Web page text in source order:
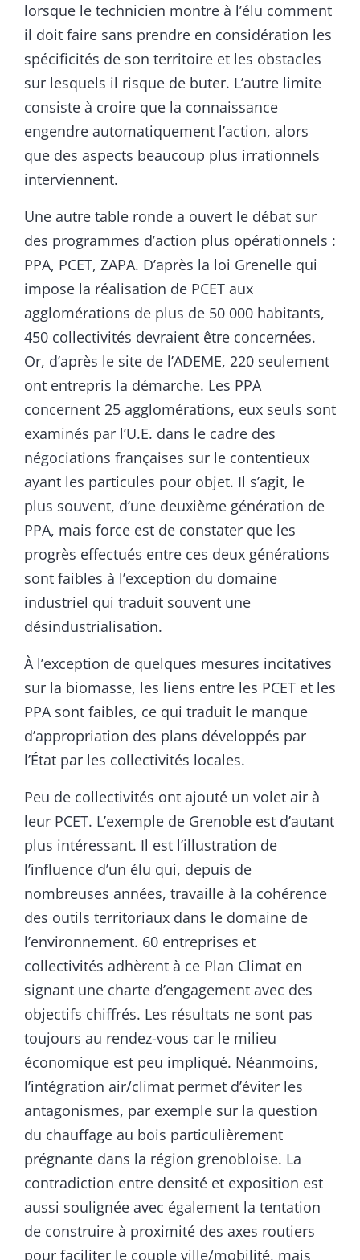
lorsque le technicien montre à l’élu comment
il doit faire sans prendre en considération les
spécificités de son territoire et les obstacles
sur lesquels il risque de buter. L’autre limite
consiste à croire que la connaissance
engendre automatiquement l’action, alors
que des aspects beaucoup plus irrationnels
interviennent.
Une autre table ronde a ouvert le débat sur
des programmes d’action plus opérationnels :
PPA, PCET, ZAPA. D’après la loi Grenelle qui
impose la réalisation de PCET aux
agglomérations de plus de 50 000 habitants,
450 collectivités devraient être concernées.
Or, d’après le site de l’ADEME, 220 seulement
ont entrepris la démarche. Les PPA
concernent 25 agglomérations, eux seuls sont
examinés par l’U.E. dans le cadre des
négociations françaises sur le contentieux
ayant les particules pour objet. Il s’agit, le
plus souvent, d’une deuxième génération de
PPA, mais force est de constater que les
progrès effectués entre ces deux générations
sont faibles à l’exception du domaine
industriel qui traduit souvent une
désindustrialisation.
À l’exception de quelques mesures incitatives
sur la biomasse, les liens entre les PCET et les
PPA sont faibles, ce qui traduit le manque
d’appropriation des plans développés par
l’État par les collectivités locales.
Peu de collectivités ont ajouté un volet air à
leur PCET. L’exemple de Grenoble est d’autant
plus intéressant. Il est l’illustration de
l’influence d’un élu qui, depuis de
nombreuses années, travaille à la cohérence
des outils territoriaux dans le domaine de
l’environnement. 60 entreprises et
collectivités adhèrent à ce Plan Climat en
signant une charte d’engagement avec des
objectifs chiffrés. Les résultats ne sont pas
toujours au rendez-vous car le milieu
économique est peu impliqué. Néanmoins,
l’intégration air/climat permet d’éviter les
antagonismes, par exemple sur la question
du chauffage au bois particulièrement
prégnante dans la région grenobloise. La
contradiction entre densité et exposition est
aussi soulignée avec également la tentation
de construire à proximité des axes routiers
pour faciliter le couple ville/mobilité, mais